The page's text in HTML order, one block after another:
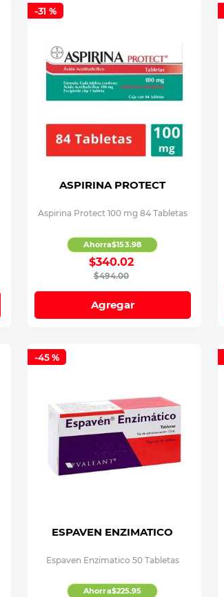
-31 %
ASPIRINA PROTECT
Aspirina Protect 100 mg 84 Tabletas
$494.00
$340.02
Ahorra$153.98
Agregar
-45 %
ESPAVEN ENZIMATICO
Espaven Enzimatico 50 Tabletas
Ahorra$225.95